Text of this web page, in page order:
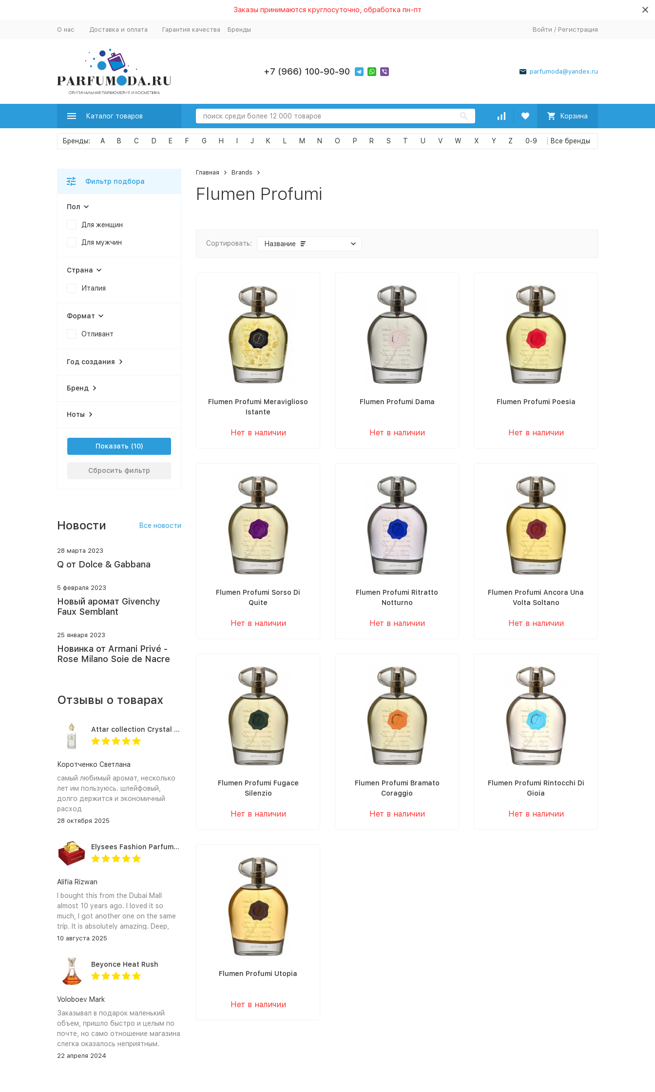
Заказы принимаются круглосуточно, обработка пн-пт
О нас Доставка и оплата Гарантия качества Бренды Войти / Регистрация
+7 (966) 100-90-90 parfumoda@yandex.ru
Каталог товаров Корзина
A B C D E F G H J K L M N O P R S T U V W X Y Z 0-9
Главная Brands
Flumen Profumi
Сортировать: Название
Flumen Profumi Meraviglioso
Istante
Нет в наличии
Flumen Profumi Dama
Нет в наличии
Flumen Profumi Poesia
Нет в наличии
Flumen Profumi Sorso Di
Quite
Нет в наличии
Flumen Profumi Ritratto
Notturno
Нет в наличии
Flumen Profumi Ancora Una
Volta Soltano
Нет в наличии
Flumen Profumi Fugace
Silenzio
Нет в наличии
Flumen Profumi Bramato
Coraggio
Нет в наличии
Flumen Profumi Rintocchi Di
Gioia
Нет в наличии
Flumen Profumi Utopia
Нет в наличии
Фильтр подбора
Пол
Для женщин
Для мужчин
Страна
Италия
Формат
Отливант
Год создания
Бренд
Ноты
Показать
Сбросить фильтр
Новости Все новости
28 марта 2023
Q от Dolce & Gabbana
5 февраля 2023
Новый аромат Givenchy
Faux Semblant
25 января 2023
Новинка от Armani Privé -
Rose Milano Soie de Nacre
Отзывы о товарах
Attar collection Crystal love for her
Коротченко Светлана
самый любимый аромат, несколько
лет им пользуюсь. шлейфовый,
долго держится и экономичный
расход
28 октября 2025
Elysees Fashion Parfums Purity Vanilla
Alifia Rizwan
I bought this from the Dubai Mall
almost 10 years ago. I loved it so
much, I got another one on the same
trip. It is absolutely amazing. Deep,
enchanting notes that linger on the
find it again.
10 августа 2025
Beyonce Heat Rush
Voloboev Mark
Заказывал в подарок маленький
объем, пришло быстро и целым по
почте, но само отношение магазина
слегка оказалось неприятным.
Сначала обещали связться, но
22 апреля 2024